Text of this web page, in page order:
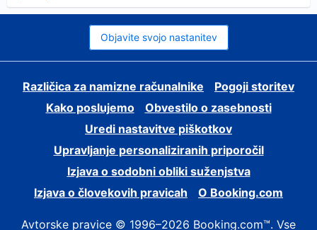
Objavite svojo nastanitev
Različica za namizne računalnike
Pogoji storitev
Kako poslujemo
Obvestilo o zasebnosti
Uredi nastavitve piškotkov
Upravljanje personaliziranih priporočil
Izjava o sodobni obliki suženjstva
Izjava o človekovih pravicah
O Booking.com
Avtorske pravice © 1996–2026 Booking.com™. Vse